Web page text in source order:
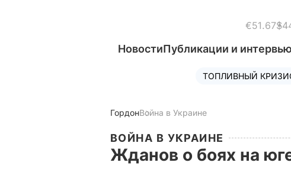
€51.67
НовостиПубликации и интервью
ТОПЛИВНЫЙ
ГордонВойна в Украине
ВОЙНА В УКРАИНЕ
Жданов о боях на